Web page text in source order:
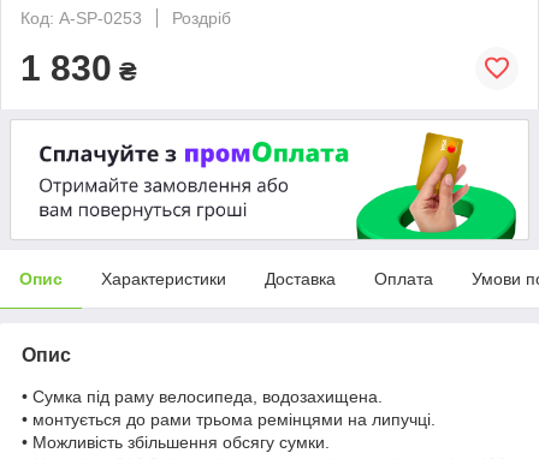
Код: A-SP-0253
Роздріб
1 830 ₴
Опис Характеристики Доставка Оплата Умови
Опис
• Сумка під раму велосипеда, водозахищена.
• монтується до рами трьома ремінцями на липучці.
• Можливість збільшення обсягу сумки.